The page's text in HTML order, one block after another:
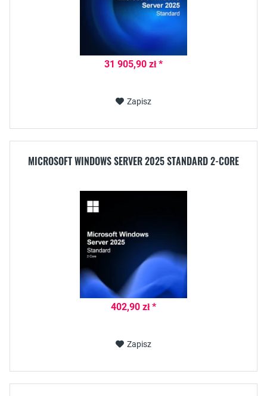
31 905,90 zł *
Zapisz
MICROSOFT WINDOWS SERVER 2025 STANDARD 2-CORE
402,90 zł *
Zapisz